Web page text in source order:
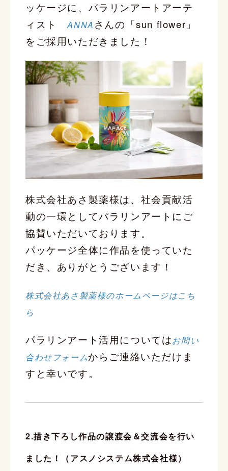
ッケージに、パラリンアートアーテ
ィストANNA さんの「sun flower」
をご採用いただきました！
株式会社あさ製薬様は、社会貢献活
動の一環としてパラリンアートにご
協賛いただいております。
パッケージ全体に作品を使っていた
だき、ありがとうございます！
株式会社あさ製薬様のホームページはこち
ら
パラリンアート活用についてはお問い
合わせフォームからご連絡いただけま
すと幸いです。
2.描き下ろし作品の譲渡会＆交流会を行い
ました！（アスノシステム株式会社様）